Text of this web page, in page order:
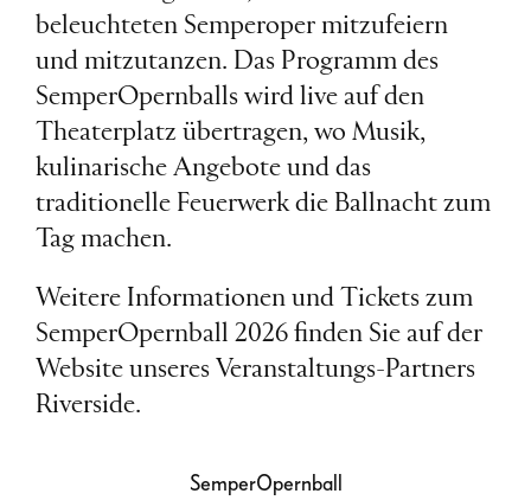
beleuchteten Semperoper mitzufeiern
und mitzutanzen. Das Programm des
SemperOpernballs wird live auf den
Theaterplatz übertragen, wo Musik,
kulinarische Angebote und das
traditionelle Feuerwerk die Ballnacht zum
Tag machen.
Weitere Informationen und Tickets zum
SemperOpernball 2026 finden Sie auf der
Website unseres Veranstaltungs-Partners
Riverside.
SemperOpernball